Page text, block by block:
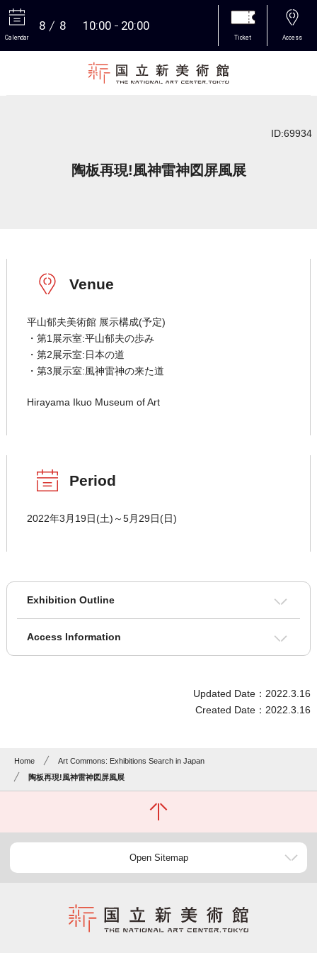
Calendar
8 8 10:00 20:00
Ticket Access
ID:69934
陶板再現!風神雷神図屏風展
Venue
平山郁夫美術館 展示構成(予定)
・第1展示室:平山郁夫の歩み
・第2展示室:日本の道
・第3展示室:風神雷神の来た道
Hirayama Ikuo Museum of Art
Period
2022年3月19日(土)～5月29日(日)
Exhibition Outline
Access Information
Updated Date：2022.3.16
Created Date：2022.3.16
Home
Art Commons: Exhibitions Search in Japan
陶板再現!風神雷神図屏風展
Open Sitemap